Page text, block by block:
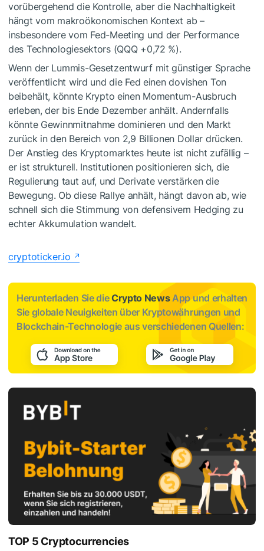
vorübergehend die Kontrolle, aber die Nachhaltigkeit
hängt vom makroökonomischen Kontext ab –
insbesondere vom Fed-Meeting und der Performance
des Technologiesektors (QQQ +0,72 %).
Wenn der Lummis-Gesetzentwurf mit günstiger Sprache
veröffentlicht wird und die Fed einen dovishen Ton
beibehält, könnte Krypto einen Momentum-Ausbruch
erleben, der bis Ende Dezember anhält. Andernfalls
könnte Gewinnmitnahme dominieren und den Markt
zurück in den Bereich von 2,9 Billionen Dollar drücken.
Der Anstieg des Kryptomarktes heute ist nicht zufällig –
er ist strukturell. Institutionen positionieren sich, die
Regulierung taut auf, und Derivate verstärken die
Bewegung. Ob diese Rallye anhält, hängt davon ab, wie
schnell sich die Stimmung von defensivem Hedging zu
echter Akkumulation wandelt.
cryptoticker.io
Herunterladen Sie dieCrypto NewsApp und erhalten
Sie globale Neuigkeiten über Kryptowährungen und
Blockchain-Technologie aus verschiedenen Quellen:
TOP 5 Cryptocurrencies